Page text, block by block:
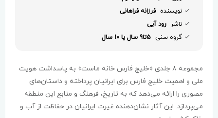
نویسنده فرزانه فراهانی
ناشر رود آبی
گروه سنی 5تا9 سال یا 10 سال
مجموعه ۸ جلدی «خلیج فارس خانه ماست» به پاسداشت هویت
ملی و اهمیت خلیج فارس برای ایرانیان پرداخته و داستان‌های
مصوری را ارائه می‌دهد که به تاریخ، فرهنگ و منابع این منطقه
می‌پردازد. این آثار نشان‌دهنده غیرت ایرانیان در حفاظت از آب و